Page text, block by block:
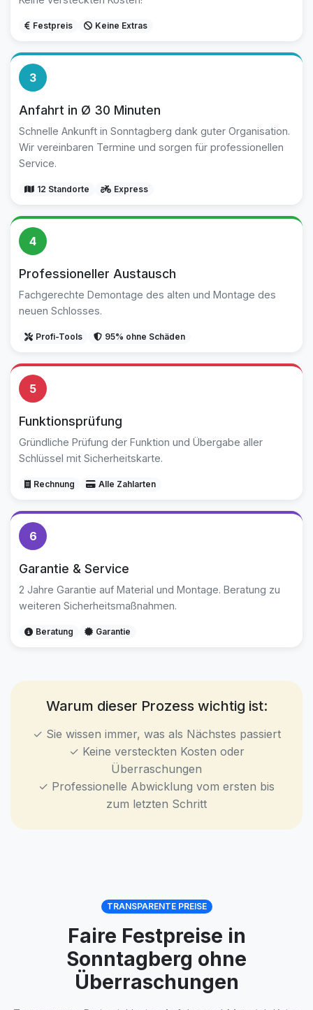
Festpreis Keine Extras
3
Anfahrt in Ø 30 Minuten
Schnelle Ankunft in Sonntagberg dank guter Organisation.
Wir vereinbaren Termine und sorgen für professionellen
Service.
12 Standorte Express
4
Professioneller Austausch
Fachgerechte Demontage des alten und Montage des
neuen Schlosses.
Profi-Tools 95% ohne Schäden
5
Funktionsprüfung
Gründliche Prüfung der Funktion und Übergabe aller
Schlüssel mit Sicherheitskarte.
Rechnung Alle Zahlarten
6
Garantie & Service
2 Jahre Garantie auf Material und Montage. Beratung zu
weiteren Sicherheitsmaßnahmen.
Beratung Garantie
Warum dieser Prozess wichtig ist:
✓ Sie wissen immer, was als Nächstes passiert
✓ Keine versteckten Kosten oder
Überraschungen
✓ Professionelle Abwicklung vom ersten bis
zum letzten Schritt
TRANSPARENTE PREISE
Faire Festpreise in
Sonntagberg ohne
Überraschungen